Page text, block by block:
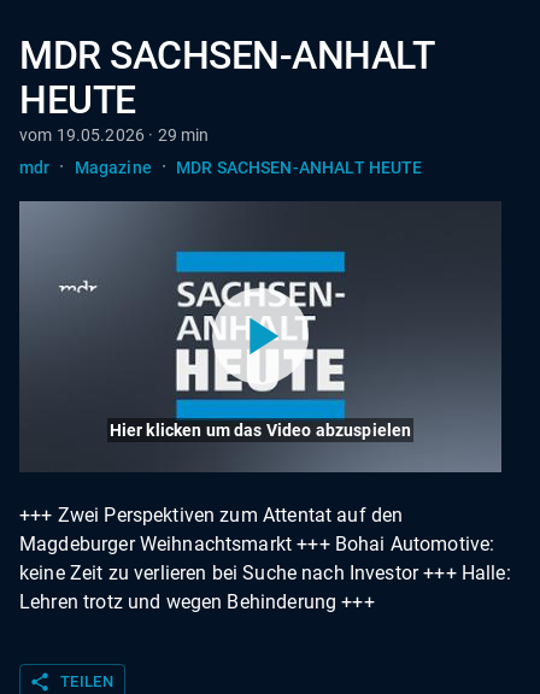
MDR SACHSEN-ANHALT
HEUTE
vom 19.05.2026 · 29 min
mdr · Magazine · MDR SACHSEN-ANHALT HEUTE
Hier klicken um das Video abzuspielen
+++ Zwei Perspektiven zum Attentat auf den
Magdeburger Weihnachtsmarkt +++ Bohai Automotive:
keine Zeit zu verlieren bei Suche nach Investor +++ Halle:
Lehren trotz und wegen Behinderung +++
share TEILEN